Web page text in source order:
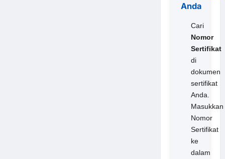
Anda
Cari
Nomor
Sertifikat
di
dokumen
sertifikat
Anda.
Masukkan
Nomor
Sertifikat
ke
dalam